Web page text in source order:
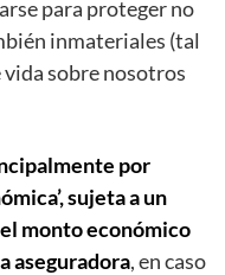
para proteger no
inmateriales (tal
vida sobre nosotros
por
sujeta a un
monto económico
aseguradora, en caso